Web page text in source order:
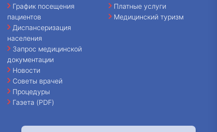
График посещения
пациентов
Диспансеризация
населения
Запрос медицинской
документации
Новости
Советы врачей
Процедуры
Газета (PDF)
Платные услуги
Медицинский туризм